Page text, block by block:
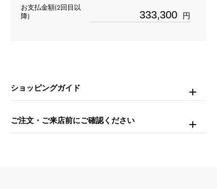
ブレスサイズ
自動巻き
100m防水
お支払金額(2回目以
降)
円
ショッピングガイド
ご注文・ご来店前にご確認ください